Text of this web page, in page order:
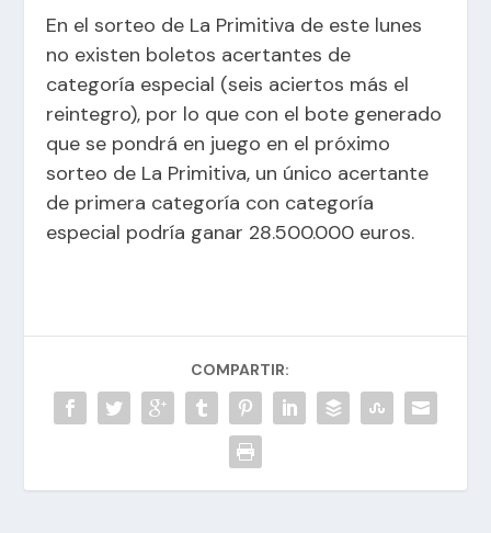
En el sorteo de La Primitiva de este lunes
no existen boletos acertantes de
categoría especial (seis aciertos más el
reintegro), por lo que con el bote generado
que se pondrá en juego en el próximo
sorteo de La Primitiva, un único acertante
de primera categoría con categoría
especial podría ganar 28.500.000 euros.
COMPARTIR: